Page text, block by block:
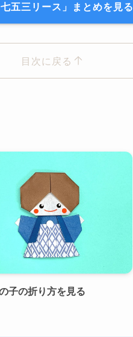
五三リース」まとめを見る
目次に戻る
子の折り方を見る